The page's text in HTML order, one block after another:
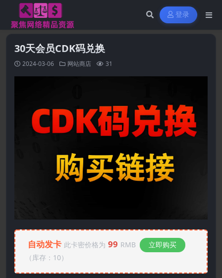
登录
30天会员CDK码兑换
2024-03-06 网站商店 31
自动发卡 此卡密价格为 99 RMB
立即购买
（库存：10）